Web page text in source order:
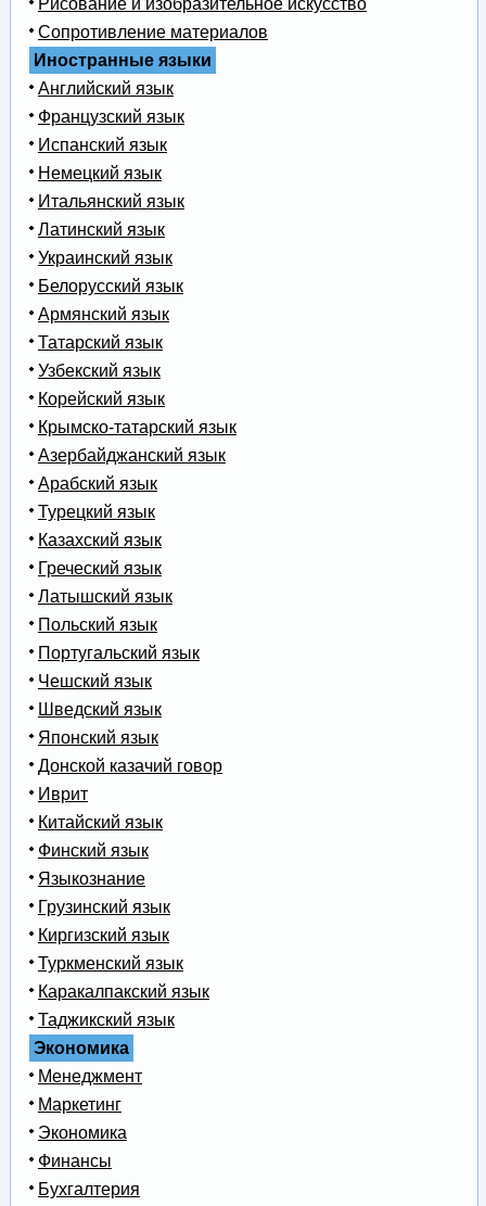
Рисование и изобразительное искусство
Сопротивление материалов
Иностранные языки
Английский язык
Французский язык
Испанский язык
Немецкий язык
Итальянский язык
Латинский язык
Украинский язык
Белорусский язык
Армянский язык
Татарский язык
Узбекский язык
Корейский язык
Крымско-татарский язык
Азербайджанский язык
Арабский язык
Турецкий язык
Казахский язык
Греческий язык
Латышский язык
Польский язык
Португальский язык
Чешский язык
Шведский язык
Японский язык
Донской казачий говор
Иврит
Китайский язык
Финский язык
Языкознание
Грузинский язык
Киргизский язык
Туркменский язык
Каракалпакский язык
Таджикский язык
Экономика
Менеджмент
Маркетинг
Экономика
Финансы
Бухгалтерия